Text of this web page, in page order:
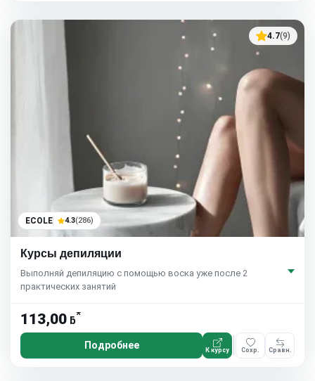
4.7(9)
ECOLE 4.3(286)
Курсы депиляции
Выполняй депиляцию с помощью воска уже после 2
практических занятий
113,00 ƃ*
Подробнее К курсу Сохр. Сравн.